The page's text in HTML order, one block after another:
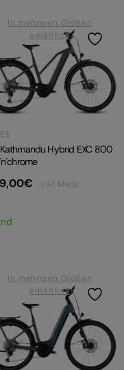
In mehreren Größen
erhältlich
Hybrid EXC 800
€ inkl. MwSt.
In mehreren Größen
erhältlich